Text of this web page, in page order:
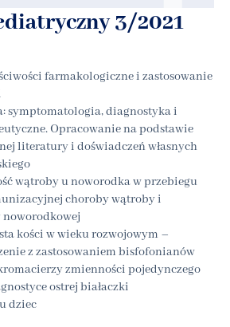
3/2021
farmakologiczne i zastosowanie
symptomatologia, diagnostyka i
Opracowanie na podstawie
literatury i doświadczeń własnych
wątroby u noworodka w przebiegu
choroby wątroby i
kości w wieku rozwojowym –
z zastosowaniem bisfofonianów
zmienności pojedynczego
ostrej białaczki
dziec